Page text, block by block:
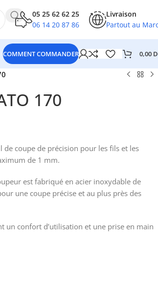
05 25 62 62 25
06 14 20 87 86
Livraison
Partout au
COMMENT COMMANDER 0,00
170
coupe de précision pour les fils et les
de 1 mm.
est fabriqué en acier inoxydable de
une coupe précise et au plus près des
un confort d’utilisation et une prise en main